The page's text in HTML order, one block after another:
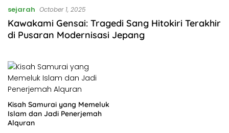
sejarah October 1, 2025
Kawakami Gensai: Tragedi Sang Hitokiri Terakhir
di Pusaran Modernisasi Jepang
Kisah Samurai yang Memeluk
Islam dan Jadi Penerjemah
Alquran